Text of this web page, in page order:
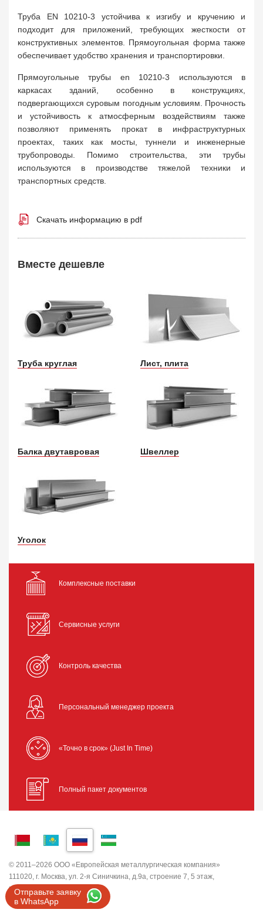
Отправьте заявку
в WhatsApp
Труба EN 10210-3 устойчива к изгибу и кручению и
подходит для приложений, требующих жесткости от
конструктивных элементов. Прямоугольная форма также
обеспечивает удобство хранения и транспортировки.
Прямоугольные трубы en 10210-3 используются в
каркасах зданий, особенно в конструкциях,
подвергающихся суровым погодным условиям. Прочность
и устойчивость к атмосферным воздействиям также
позволяют применять прокат в инфраструктурных
проектах, таких как мосты, туннели и инженерные
трубопроводы. Помимо строительства, эти трубы
используются в производстве тяжелой техники и
транспортных средств.
Скачать информацию в pdf
Вместе дешевле
Труба круглая Лист, плита
Балка двутавровая Швеллер
Уголок
Комплексные поставки
Сервисные услуги
Контроль качества
Персональный менеджер проекта
«Точно в срок» (Just In Time)
Полный пакет документов
© 2011–2026 ООО «Европейская металлургическая компания»
111020, г. Москва, ул. 2-я Синичкина, д.9а, строение 7, 5 этаж,
помещение I, комната 5
ИНН 7743820503 ООО "ЕМК"